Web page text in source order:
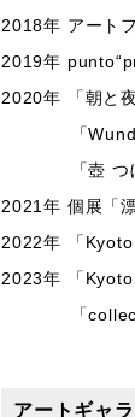
2018年 アート
2019年 punto“
2020年 「朝と
「
「壺 つぼ
2021年 個展「
2022年 「
2023年 「
「
アートギャ